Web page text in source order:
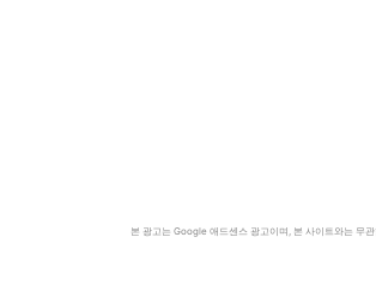
본 광고는 Google 애드센스 광고이며, 본 사이트와는 무